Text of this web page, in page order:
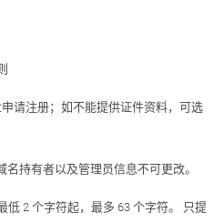
请注册；如不能提供证件资料，可选
持有者以及管理员信息不可更改。
低 2 个字符起，最多 63 个字符。 只提